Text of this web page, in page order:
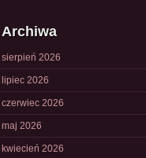
Archiwa
sierpień 2026
lipiec 2026
czerwiec 2026
maj 2026
kwiecień 2026